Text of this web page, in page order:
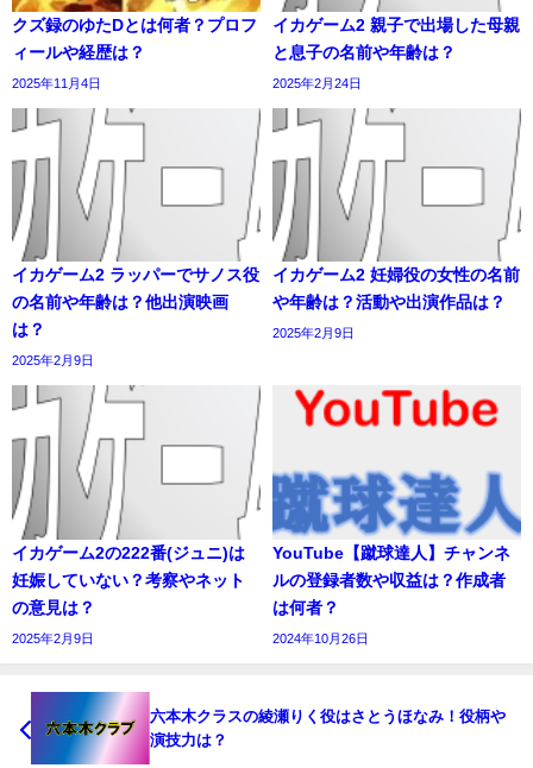
クズ録のゆたDとは何者？プロフ
ィールや経歴は？
2025年11月4日
イカゲーム2 親子で出場した母親
と息子の名前や年齢は？
2025年2月24日
イカゲーム2 ラッパーでサノス役
の名前や年齢は？他出演映画
は？
2025年2月9日
イカゲーム2 妊婦役の女性の名前
や年齢は？活動や出演作品は？
2025年2月9日
イカゲーム2の222番(ジュニ)は
妊娠していない？考察やネット
の意見は？
2025年2月9日
YouTube【蹴球達人】チャンネ
ルの登録者数や収益は？作成者
は何者？
2024年10月26日
六本木クラスの綾瀬りく役はさとうほなみ！役柄や
演技力は？